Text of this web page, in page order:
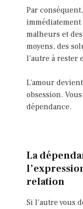
Par
immédiatement
malheurs et
moyens, des
l’autre à rester
L’amour
obsession.
dépendance.
La
relation
Si l’autre vous